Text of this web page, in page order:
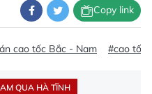
Copy link
cao tốc Bắc - Nam #cao tốc
QUA HÀ TĨNH